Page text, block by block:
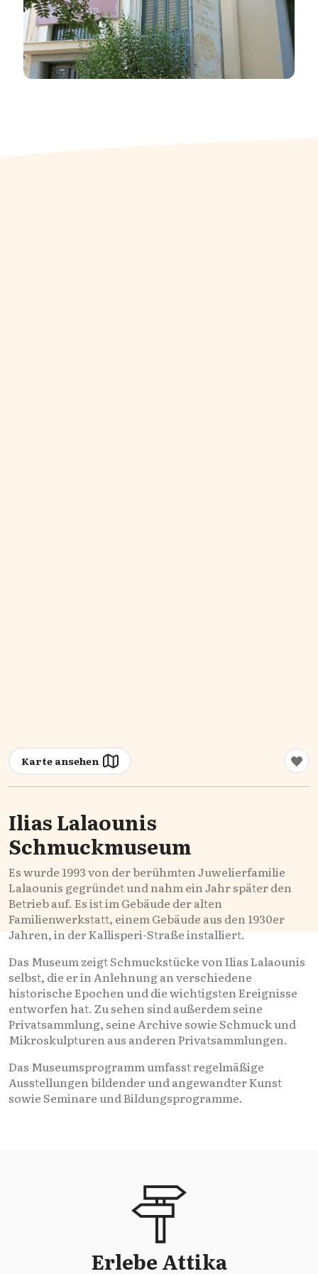
Karte ansehen
Ilias Lalaounis
Schmuckmuseum
Es wurde 1993 von der berühmten Juwelierfamilie
Lalaounis gegründet und nahm ein Jahr später den
Betrieb auf. Es ist im Gebäude der alten
Familienwerkstatt, einem Gebäude aus den 1930er
Jahren, in der Kallisperi-Straße installiert.
Das Museum zeigt Schmuckstücke von Ilias Lalaounis
selbst, die er in Anlehnung an verschiedene
historische Epochen und die wichtigsten Ereignisse
entworfen hat. Zu sehen sind außerdem seine
Privatsammlung, seine Archive sowie Schmuck und
Mikroskulpturen aus anderen Privatsammlungen.
Das Museumsprogramm umfasst regelmäßige
Ausstellungen bildender und angewandter Kunst
sowie Seminare und Bildungsprogramme.
Erlebe Attika